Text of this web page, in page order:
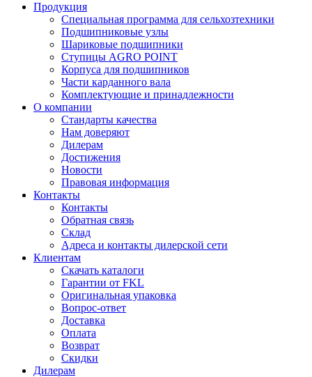
Продукция
Специальная программа для сельхозтехники
Подшипниковые узлы
Шариковые подшипники
Ступицы AGRO POINT
Корпуса для подшипников
Части карданного вала
Комплектующие и принадлежности
О компании
Стандарты качества
Нам доверяют
Дилерам
Достижения
Новости
Правовая информация
Контакты
Контакты
Обратная связь
Склад
Адреса и контакты дилерской сети
Клиентам
Скачать каталоги
Гарантии от FKL
Оригинальная упаковка
Вопрос-ответ
Доставка
Оплата
Возврат
Скидки
Дилерам